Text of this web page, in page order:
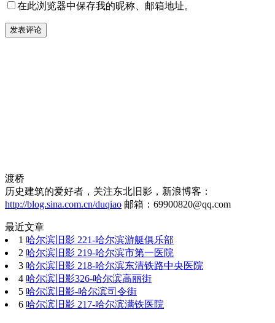
在此浏览器中保存我的昵称、邮箱地址。
渡桥
历史建筑的爱好者，关注东北旧影，新浪博客：
http://blog.sina.com.cn/duqiao 邮箱：69900820@qq.com
最近文章
1 哈尔滨旧影 221-哈尔滨游艇俱乐部
2 哈尔滨旧影 219-哈尔滨市第一医院
3 哈尔滨旧影 218-哈尔滨东清铁路中央医院
4 哈尔滨旧影326-哈尔滨高丽街
5 哈尔滨旧影-哈尔滨司令街
6 哈尔滨旧影 217-哈尔滨满铁医院